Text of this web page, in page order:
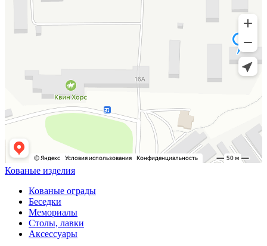
Кованые изделия
Кованые ограды
Беседки
Мемориалы
Столы, лавки
Аксессуары